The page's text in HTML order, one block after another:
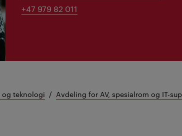
+47 979 82 011
teknologi Avdeling for AV, spesialrom og IT-